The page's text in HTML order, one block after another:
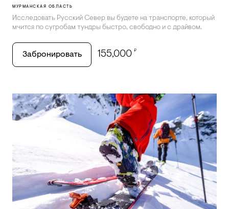
МУРМАНСКАЯ ОБЛАСТЬ
Исследовать Русский Север вы будете на транспорте, который
мчится по сугробам тундры быстро, свободно и с драйвом.
Забронировать 155,000 ₽